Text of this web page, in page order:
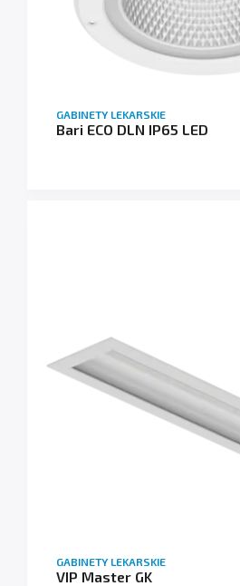
GABINETY LEKARSKIE
Bari ECO DLN IP65 LED
GABINETY LEKARSKIE
VIP Master GK